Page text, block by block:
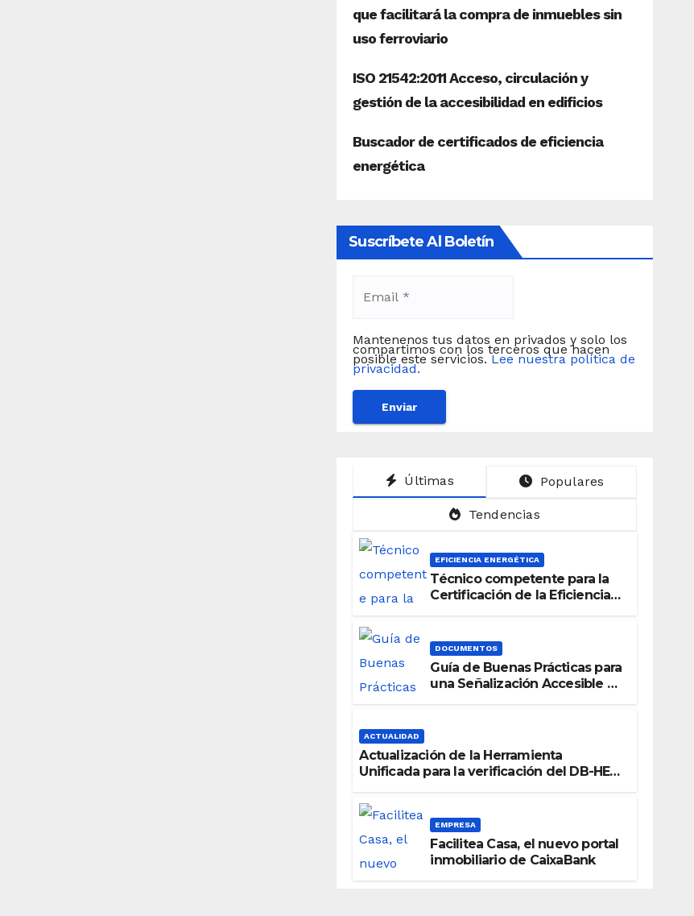
Suscríbete Al Boletín
Mantenenos tus datos en privados y solo los
compartimos con los terceros que hacen
posible este servicios.Lee nuestra política de
privacidad.
Últimas Populares
Tendencias
EFICIENCIA ENERGÉTICA
Técnico competente para la
Certificación de la Eficiencia
DOCUMENTOS
Guía de Buenas Prácticas para
una Señalización Accesible en
ACTUALIDAD
Actualización de la Herramienta
Unificada para la verificación del DB-HE
EMPRESA
Facilitea Casa, el nuevo portal
inmobiliario de CaixaBank